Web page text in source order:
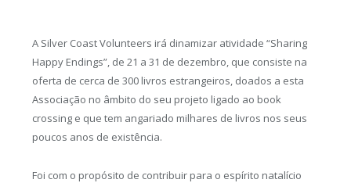
A Silver Coast Volunteers irá dinamizar atividade “Sharing
Happy Endings”, de 21 a 31 de dezembro, que consiste na
oferta de cerca de 300 livros estrangeiros, doados a esta
Associação no âmbito do seu projeto ligado ao book
crossing e que tem angariado milhares de livros nos seus
poucos anos de existência.
Foi com o propósito de contribuir para o espírito natalício